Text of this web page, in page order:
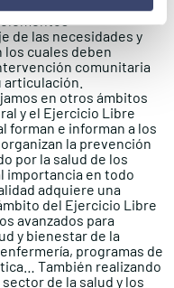
de las necesidades y
los cuales deben
comunitaria
en otros ámbitos
y el Ejercicio Libre
forman e informan a los
la prevención
por la salud de los
importancia en todo
adquiere una
del Ejercicio Libre
avanzados para
y bienestar de la
programas de
También realizando
de la salud y los